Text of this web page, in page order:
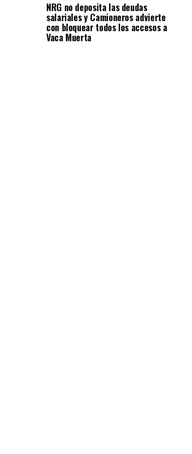
NRG no deposita las deudas
salariales y Camioneros advierte
con bloquear todos los accesos a
Vaca Muerta